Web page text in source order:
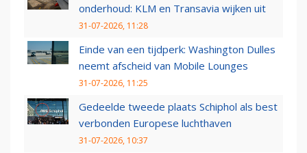
onderhoud: KLM en Transavia wijken uit
31-07-2026, 11:28
Einde van een tijdperk: Washington Dulles
neemt afscheid van Mobile Lounges
31-07-2026, 11:25
Gedeelde tweede plaats Schiphol als best
verbonden Europese luchthaven
31-07-2026, 10:37